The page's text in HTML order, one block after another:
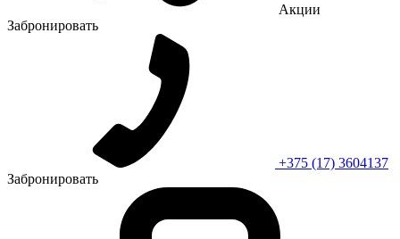
Акции
Забронировать
+375 (17) 3604137
Забронировать